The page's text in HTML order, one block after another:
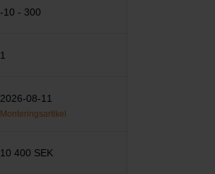
-10 - 300
1
2026-08-11
Monteringsartikel
10 400 SEK